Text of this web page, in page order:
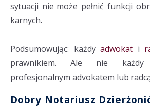
sytuacji nie może pełnić funkcji
karnych.
Podsumowując: każdy adwokat i
prawnikiem. Ale nie
profesjonalnym advokatem lub
Dobry Notariusz